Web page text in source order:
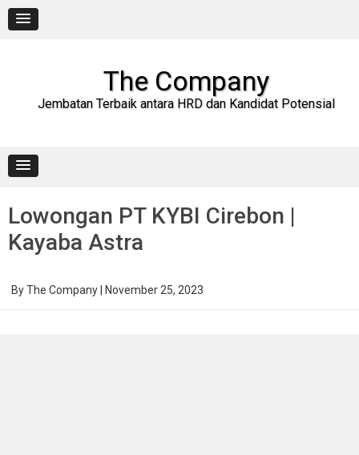
content
The Company
Jembatan Terbaik antara HRD dan Kandidat Potensial
Lowongan PT KYBI Cirebon |
Kayaba Astra
ByThe Company November 25, 2023